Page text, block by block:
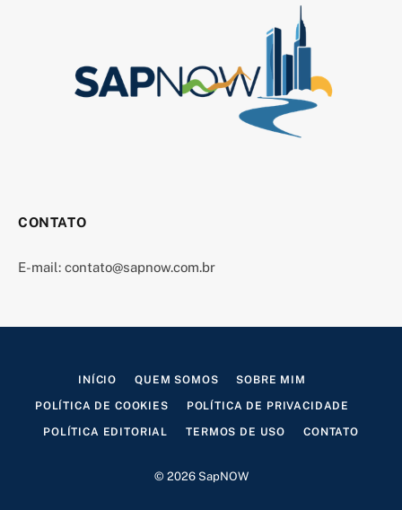
CONTATO
E-mail: contato@sapnow.com.br
INÍCIO QUEM SOMOS SOBRE MIM
POLÍTICA DE COOKIES POLÍTICA DE PRIVACIDADE
POLÍTICA EDITORIAL TERMOS DE USO CONTATO
© 2026 SapNOW